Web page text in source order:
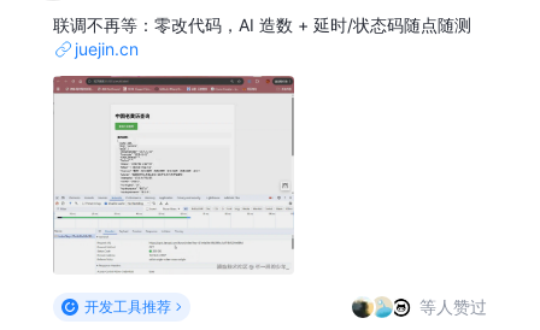
联调不再等：零改代码，AI 造数 + 延时/状态码随点随测
juejin.cn
开发工具推荐 等人赞过